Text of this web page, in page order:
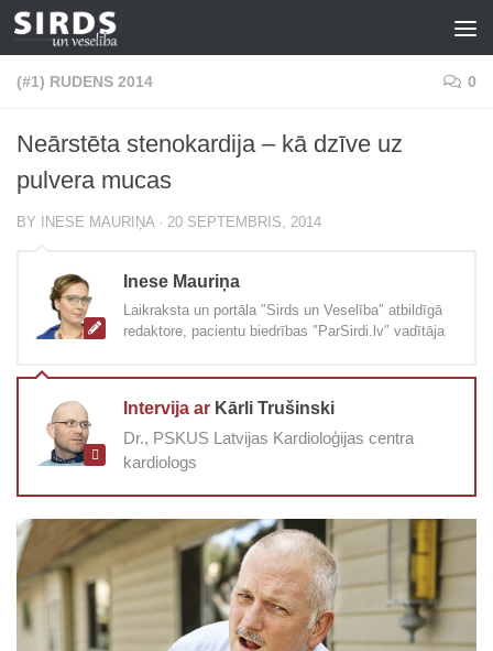
Skip to content
(#1) RUDENS 2014 0
Neārstēta stenokardija – kā dzīve uz
pulvera mucas
BY INESE MAURIŅA · 20 SEPTEMBRIS, 2014
Inese Mauriņa
Laikraksta un portāla ″Sirds un Veselība″ atbildīgā
redaktore, pacientu biedrības ″ParSirdi.lv″ vadītāja
Intervija ar Kārli Trušinski
Dr., PSKUS Latvijas Kardioloģijas centra
kardiologs